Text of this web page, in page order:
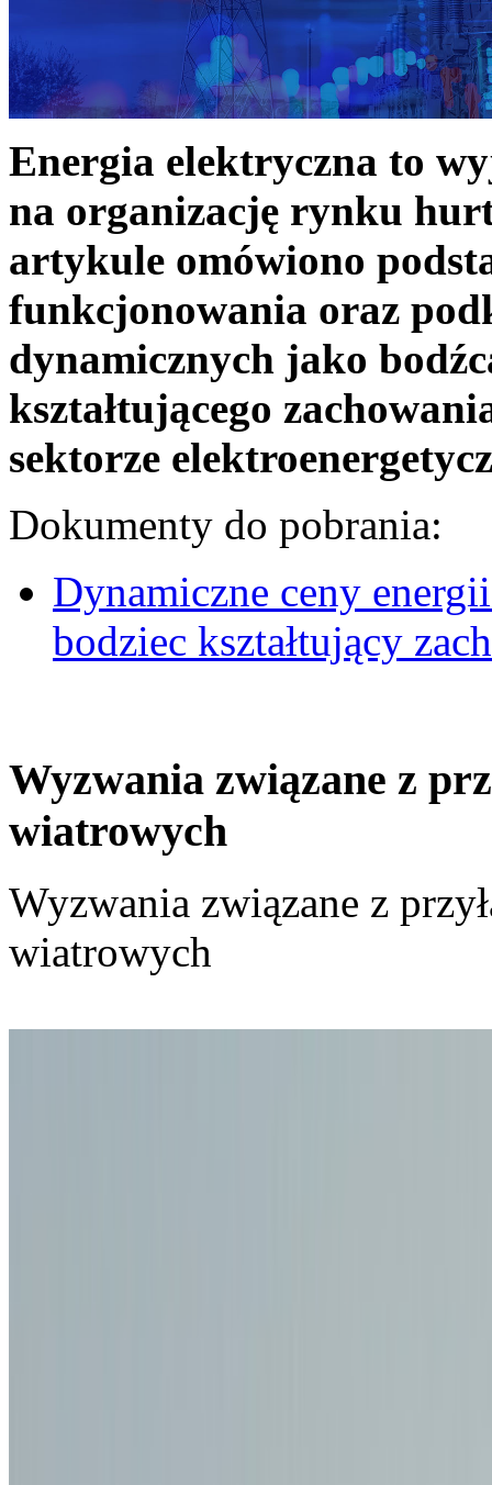
Energia elektryczna to
na organizację rynku
artykule omówiono
funkcjonowania oraz
dynamicznych jako
kształtującego
sektorze
Dokumenty do pobrania:
Dynamiczne ceny
bodziec kształtujący
Wyzwania związane z
wiatrowych
Wyzwania związane z
wiatrowych